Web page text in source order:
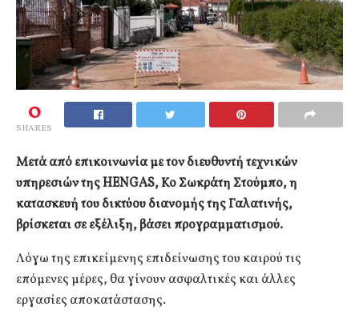
0
SHARES
Μετά από επικοινωνία με τον διευθυντή τεχνικών
υπηρεσιών της HENGAS, Κο Σωκράτη Στούμπο, η
κατασκευή του δικτύου διανομής της Γαλατινής,
βρίσκεται σε εξέλιξη, βάσει προγραμματισμού.
Λόγω της επικείμενης επιδείνωσης του καιρού τις
επόμενες μέρες, θα γίνουν ασφαλτικές και άλλες
εργασίες αποκατάστασης.